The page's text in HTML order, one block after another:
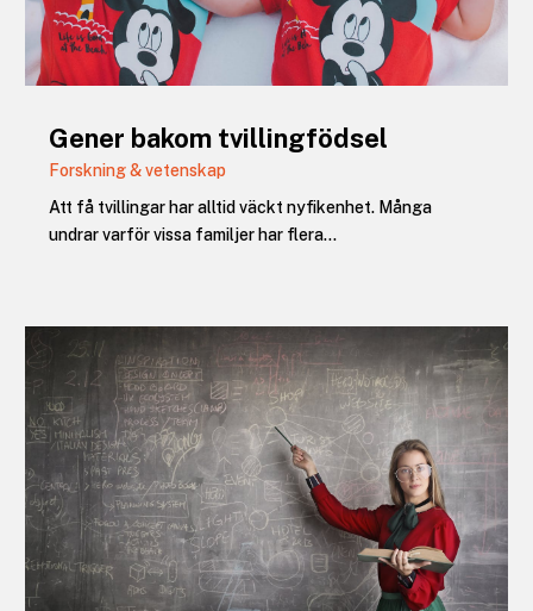
Gener bakom tvillingfödsel
Forskning & vetenskap
Att få tvillingar har alltid väckt nyfikenhet. Många
undrar varför vissa familjer har flera...